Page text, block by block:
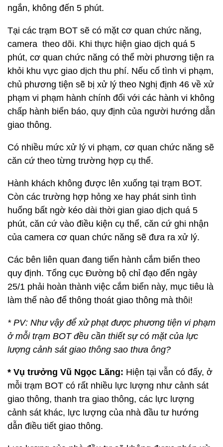
ngắn, không đến 5 phút.
Tại các trạm BOT sẽ có mặt cơ quan chức năng,
camera theo dõi. Khi thực hiện giao dịch quá 5
phút, cơ quan chức năng có thể mời phương tiện ra
khỏi khu vực giao dịch thu phí. Nếu cố tình vi phạm,
chủ phương tiện sẽ bị xử lý theo Nghị định 46 về xử
phạm vi phạm hành chính đối với các hành vi không
chấp hành biển báo, quy định của người hướng dẫn
giao thông.
Có nhiều mức xử lý vi phạm, cơ quan chức năng sẽ
căn cứ theo từng trường hợp cụ thể.
Hành khách không được lên xuống tại trạm BOT.
Còn các trường hợp hỏng xe hay phát sinh tình
huống bất ngờ kéo dài thời gian giao dịch quá 5
phút, căn cứ vào điều kiện cụ thể, căn cứ ghi nhận
của camera cơ quan chức năng sẽ đưa ra xử lý.
Các bên liên quan đang tiến hành cắm biển theo
quy định. Tổng cục Đường bộ chỉ đạo đến ngày
25/1 phải hoàn thành việc cắm biển này, mục tiêu là
làm thế nào để thông thoát giao thông mà thôi!
* PV: Như vậy để xử phạt được phương tiện vi phạm
ở mỗi trạm BOT đều cần thiết sự có mặt của lực
lượng cảnh sát giao thông sao thưa ông?
* Vụ trưởng Vũ Ngọc Lăng: Hiện tại vẫn có đấy, ở
mỗi trạm BOT có rất nhiều lực lượng như cảnh sát
giao thông, thanh tra giao thông, các lực lượng
cảnh sát khác, lực lượng của nhà đầu tư hướng
dẫn điều tiết giao thông.